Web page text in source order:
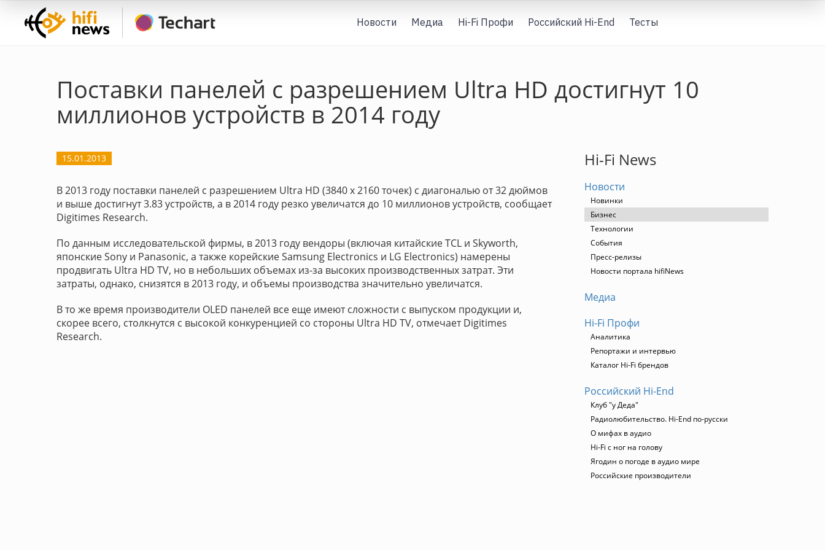
Новости Медиа Hi-Fi Профи Российский Hi-End Тесты
Поставки панелей с разрешением Ultra HD достигнут 10
миллионов устройств в 2014 году
15.01.2013
В 2013 году поставки панелей с разрешением Ultra HD (3840 х 2160 точек) с диагональю от 32 дюймов
и выше достигнут 3.83 устройств, а в 2014 году резко увеличатся до 10 миллионов устройств, сообщает
Digitimes Research.
По данным исследовательской фирмы, в 2013 году вендоры (включая китайские TCL и Skyworth,
японские Sony и Panasonic, а также корейские Samsung Electronics и LG Electronics) намерены
продвигать Ultra HD TV, но в небольших объемах из-за высоких производственных затрат. Эти
затраты, однако, снизятся в 2013 году, и объемы производства значительно увеличатся.
В то же время производители OLED панелей все еще имеют сложности с выпуском продукции и,
скорее всего, столкнутся с высокой конкуренцией со стороны Ultra HD TV, отмечает Digitimes
Research.
Hi-Fi News
Новости
Новинки
Бизнес
Технологии
События
Пресс-релизы
Новости портала hifiNews
Медиа
Hi-Fi Профи
Аналитика
Репортажи и интервью
Каталог Hi-Fi брендов
Российский Hi-End
Клуб "у Деда"
Радиолюбительство. Hi-End по-русски
О мифах в аудио
Hi-Fi с ног на голову
Ягодин о погоде в аудио мире
Российские производители